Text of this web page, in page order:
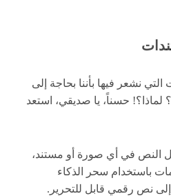
نشعر فيها بأننا بحاجة إلى
حسناً، يا صديقي، استعد
النص في أي صورة أو مستند،
باستخدام سحر الذكاء
نص رقمي قابل للتحرير.